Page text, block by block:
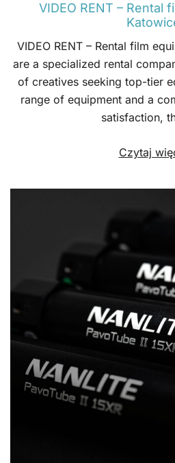
VIDEO RENT – Rental
VIDEO RENT – Rental film
are a specialized rental
of creatives seeking top-tier
range of equipment and a
satisfaction,
Czytaj